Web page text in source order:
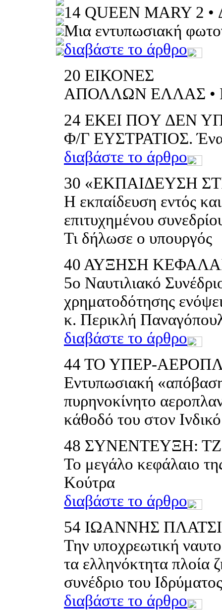
14 QUEEN MARY 2
Μια εντυπωσιακή
διαβάστε το άρθρο
20 ΕΙΚΟΝΕΣ
ΑΠΟΛΛΩΝ ΕΛΛΑΣ •
24 EKEI ΠOY ΔΕΝ
Φ/Γ ΕΥΣΤΡΑΤΙΟΣ. Ένα
διαβάστε το άρθρο
30 «ΕΚΠΑΙΔΕΥΣΗ
Η εκπαίδευση εντός
επιτυχημένου
Τι δήλωσε ο υπουργός
40 ΑΥΞΗΣΗ
5ο Ναυτιλιακό
χρηματοδότησης
κ. Περικλή
διαβάστε το άρθρο
44 ΤΟ ΥΠΕΡ-
Εντυπωσιακή
πυρηνοκίνητο
κάθοδό του στον Ινδικό
48 ΣΥΝΕΝΤΕΥΞΗ:
Το μεγάλο κεφάλαιο
Κούτρα
διαβάστε το άρθρο
54 ΙΩΑΝΝΗΣ
Την υποχρεωτική
τα ελληνόκτητα πλοία
συνέδριο του
διαβάστε το άρθρο